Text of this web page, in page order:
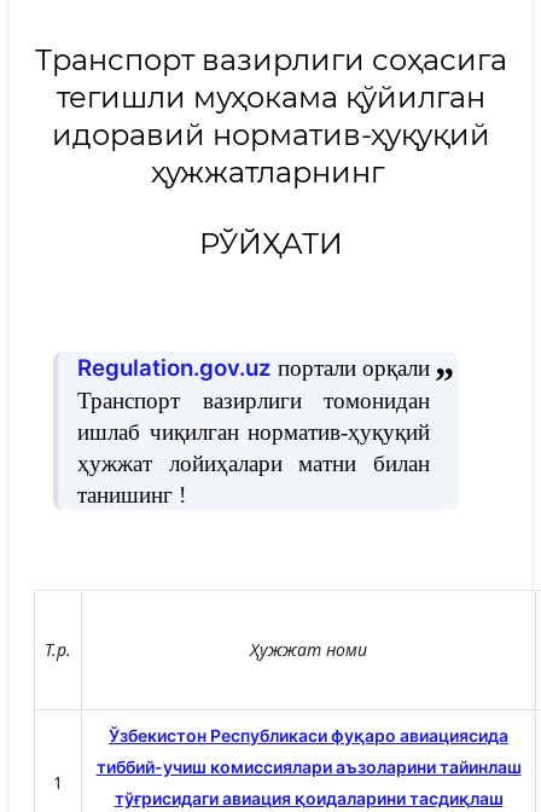
Транспорт вазирлиги соҳасига
тегишли муҳокама қўйилган
идоравий норматив-ҳуқуқий
ҳужжатларнинг
РЎЙҲАТИ
Regulation.gov.uz портали орқали
Транспорт вазирлиги томонидан
ишлаб чиқилган норматив-ҳуқуқий
ҳужжат лойиҳалари матни билан
танишинг !
Т.р. Ҳужжат номи
1
Ўзбекистон Республикаси фуқаро авиациясида
тиббий-учиш комиссиялари аъзоларини тайинлаш
тўғрисидаги авиация қоидаларини тасдиқлаш